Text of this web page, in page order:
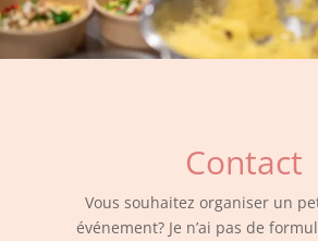
Contact
Vous souhaitez organiser un
événement? Je n’ai pas de